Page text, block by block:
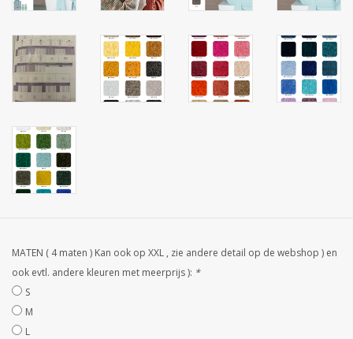
Kledij
Stof per meter
GESCHENK ARTIKELEN
STRANDLINNEN
MAATWERK
handdoeken
Huis en nacht kledij (
DAMES )
MATEN ( 4 maten ) Kan ook op XXL , zie andere detail op de webshop ) en
ook evtl. andere kleuren met meerprijs ): *
S
M
L